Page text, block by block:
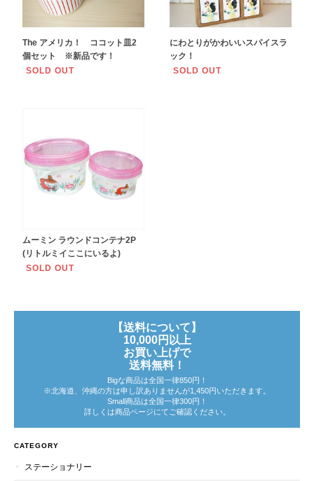
The アメリカ！ ココット皿2
個セット ※新品です！
SOLD OUT
にわとりがかわいいスパイスラ
ック！
SOLD OUT
ムーミン ラウンドコンテナ2P
(リトルミイここにいるよ)
SOLD OUT
【送料について】
10,000円以上
お買い上げで
送料無料！
Bigな商品は全国一律850円！
※北海道、沖縄の方は申し訳ありませんが1,450円いただきます。
Small商品は全国一律300円！
詳しくは商品ページにてご確認ください。
CATEGORY
ステーショナリー